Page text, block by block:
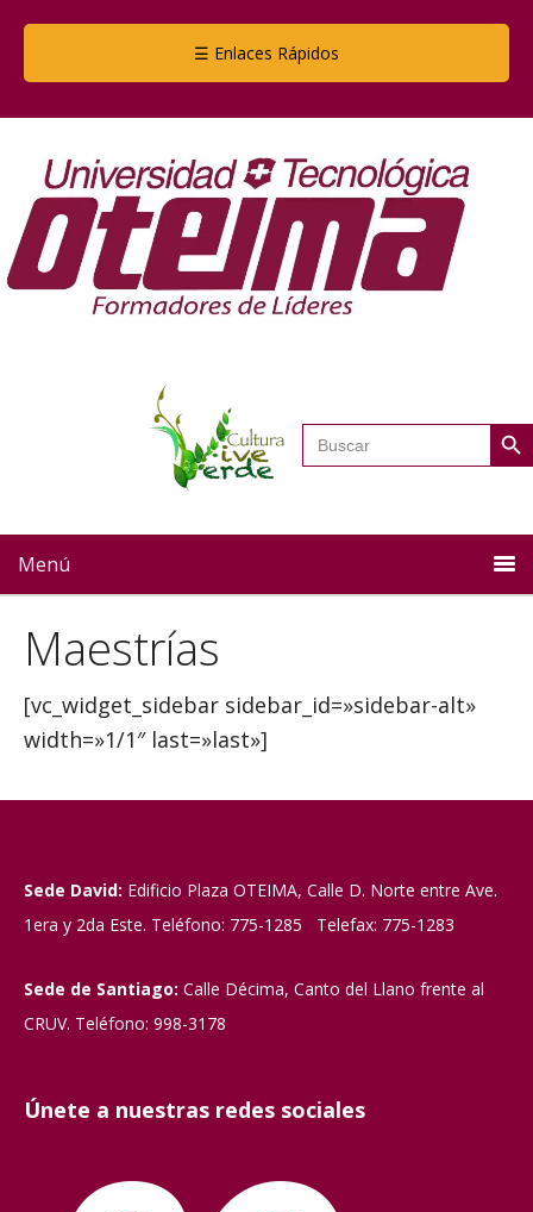
☰ Enlaces Rápidos
Buscar: Botón
Menú
Maestrías
[vc_widget_sidebar sidebar_id=»sidebar-alt»
width=»1/1″ last=»last»]
Sede David: Edificio Plaza OTEIMA, Calle D. Norte entre Ave.
1era y 2da Este. Teléfono: 775-1285 Telefax: 775-1283
Sede de Santiago: Calle Décima, Canto del Llano frente al
CRUV. Teléfono: 998-3178
Únete a nuestras redes sociales